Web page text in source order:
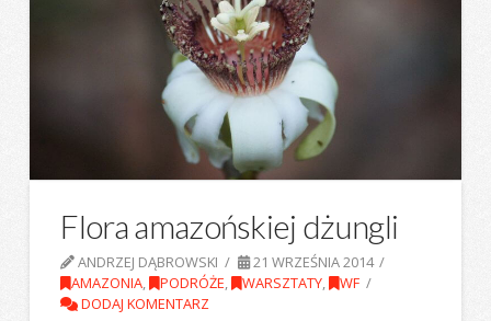
Flora amazońskiej dżungli
ANDRZEJ DĄBROWSKI
21 WRZEŚNIA 2014
AMAZONIA, PODRÓŻE, WARSZTATY, WF
DODAJ KOMENTARZ